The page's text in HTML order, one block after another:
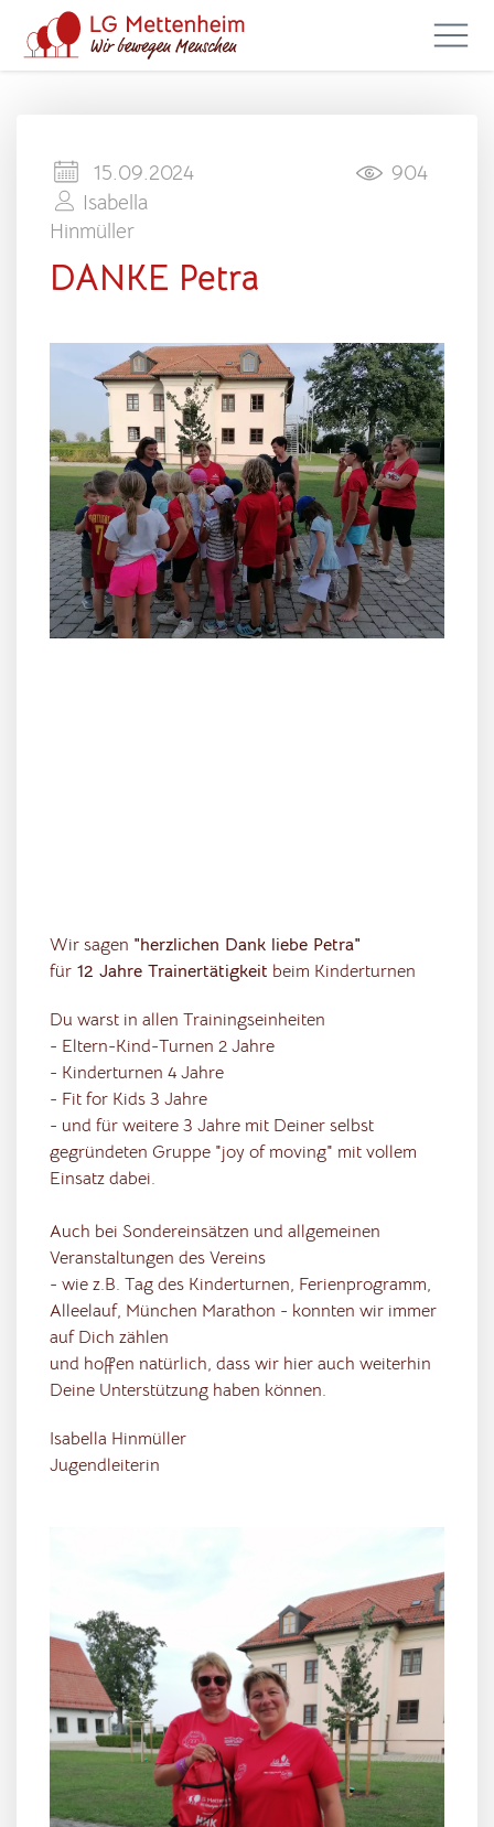
15.09.2024
Isabella
Hinmüller
904
DANKE Petra
Wir sagen "herzlichen Dank liebe Petra"
für 12 Jahre Trainertätigkeit beim Kinderturnen
Du warst in allen Trainingseinheiten
- Eltern-Kind-Turnen 2 Jahre
- Kinderturnen 4 Jahre
- Fit for Kids 3 Jahre
- und für weitere 3 Jahre mit Deiner selbst
gegründeten Gruppe "joy of moving" mit vollem
Einsatz dabei.
Auch bei Sondereinsätzen und allgemeinen
Veranstaltungen des Vereins
- wie z.B. Tag des Kinderturnen, Ferienprogramm,
Alleelauf, München Marathon - konnten wir immer
auf Dich zählen
und hoffen natürlich, dass wir hier auch weiterhin
Deine Unterstützung haben können.
Isabella Hinmüller
Jugendleiterin